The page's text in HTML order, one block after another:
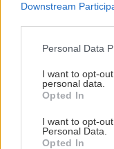
Downstream
Please note that
not limited to your
grant or deny
use your data for
consent section.
Personal Data
I want to opt-
personal data.
Opted In
I want to opt-
Personal Data.
Opted In